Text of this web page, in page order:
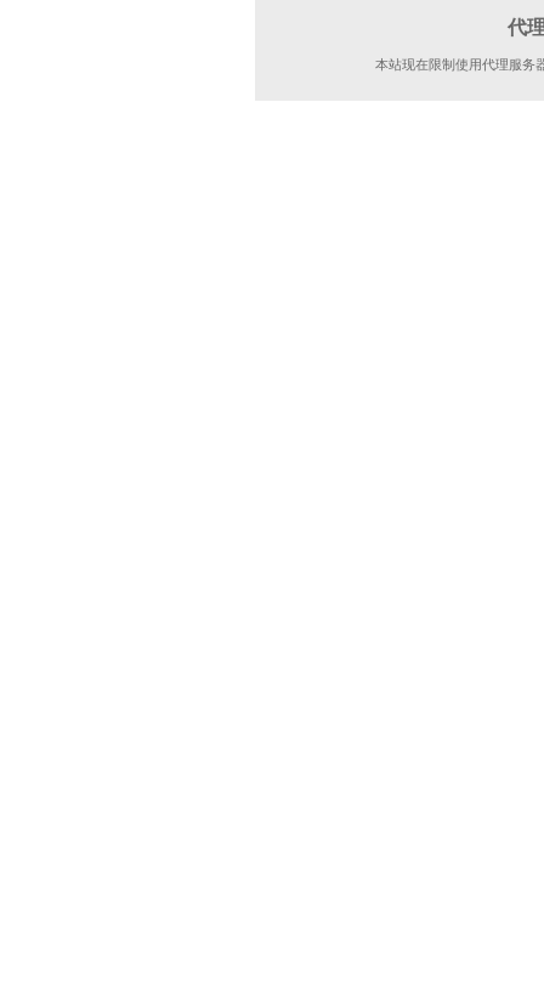
代
本站现在限制使用代理服务